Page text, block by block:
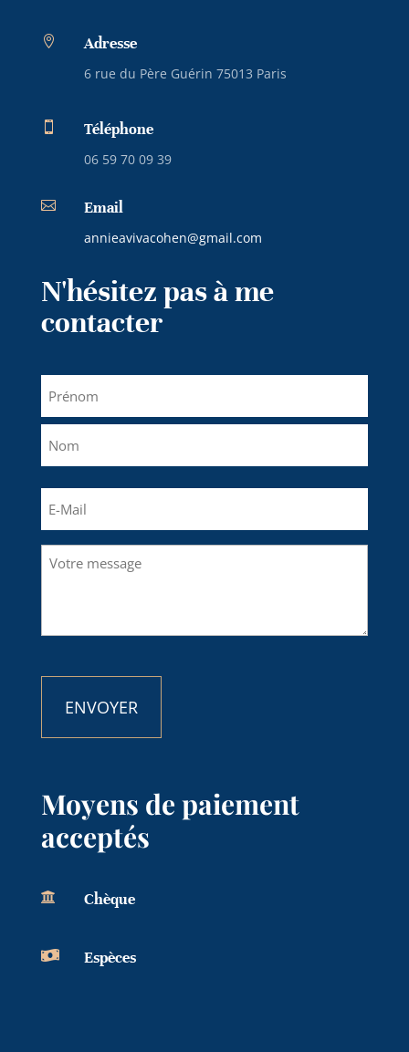
 Adresse
6 rue du Père Guérin 75013 Paris
 Téléphone
06 59 70 09 39
 Email
annieavivacohen@gmail.com
N'hésitez pas à me
contacter
(Nécessaire)
Prénom
mail
Votre
message
Moyens de paiement
acceptés
 Chèque
 Espèces